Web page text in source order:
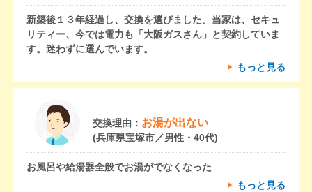
新築後１３年経過し、交換を選びました。当家は、セキュ
リティー、今では電力も「大阪ガスさん」と契約していま
す。迷わずに選んでいます。
もっと見る
交換理由： お湯が出ない
(兵庫県宝塚市／男性・40代)
お風呂や給湯器全般でお湯がでなくなった
もっと見る